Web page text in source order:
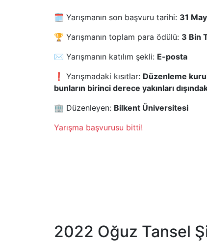
🗓️ Yarışmanın son başvuru tarihi: 31
🏆 Yarışmanın toplam para ödülü: 3 Bin
✉️ Yarışmanın katılım şekli: E-posta
❗ Yarışmadaki kısıtlar: Düzenleme
bunların birinci derece yakınları
🏢 Düzenleyen: Bilkent Üniversitesi
Yarışma başvurusu bitti!
2022 Oğuz Tansel